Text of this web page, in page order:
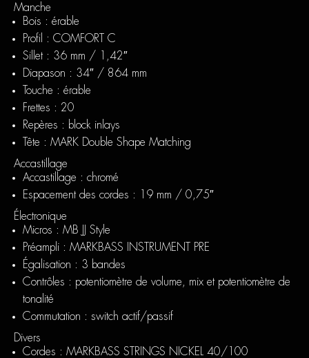
Manche
Bois : érable
Profil : COMFORT C
Sillet : 36 mm / 1,42″
Diapason : 34″ / 864 mm
Touche : érable
Frettes : 20
Repères : block inlays
Tête : MARK Double Shape Matching
Accastillage
Accastillage : chromé
Espacement des cordes : 19 mm / 0,75″
Électronique
Micros : MB JJ Style
Préampli : MARKBASS INSTRUMENT PRE
Égalisation : 3 bandes
Contrôles : potentiomètre de volume, mix et potentiomètre de
tonalité
Commutation : switch actif/passif
Divers
Cordes : MARKBASS STRINGS NICKEL 40/100